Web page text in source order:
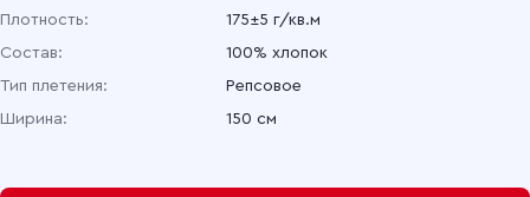
Плотность:
175±5 г/кв.м
Состав:
100% хлопок
Тип плетения:
Репсовое
Ширина:
150 см